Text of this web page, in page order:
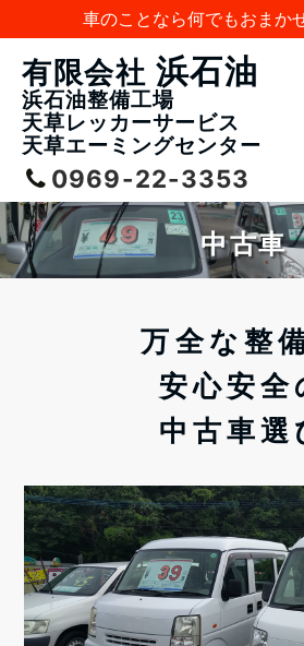
車のことなら何でもおまか
有限会社 浜石油
浜石油整備工場
天草レッカーサービス
天草エーミングセンター
0969-22-3353
中古車
万全な整
安心安全
中古車選